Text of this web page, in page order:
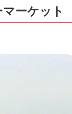
ーケット